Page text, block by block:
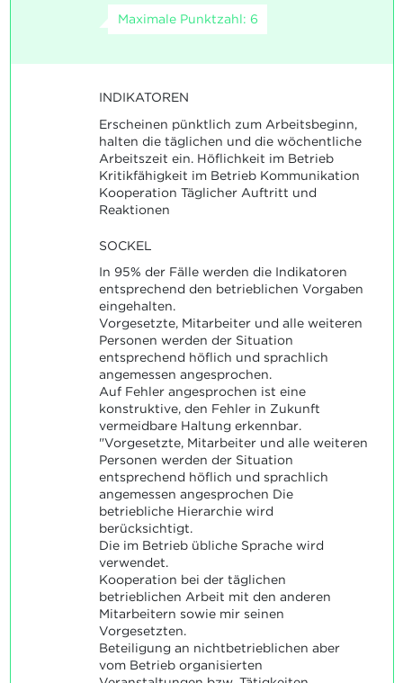
Maximale Punktzahl: 6
INDIKATOREN
Erscheinen pünktlich zum Arbeitsbeginn,
halten die täglichen und die wöchentliche
Arbeitszeit ein. Höflichkeit im Betrieb
Kritikfähigkeit im Betrieb Kommunikation
Kooperation Täglicher Auftritt und
Reaktionen
SOCKEL
In 95% der Fälle werden die Indikatoren
entsprechend den betrieblichen Vorgaben
eingehalten.
Vorgesetzte, Mitarbeiter und alle weiteren
Personen werden der Situation
entsprechend höflich und sprachlich
angemessen angesprochen.
Auf Fehler angesprochen ist eine
konstruktive, den Fehler in Zukunft
vermeidbare Haltung erkennbar.
"Vorgesetzte, Mitarbeiter und alle weiteren
Personen werden der Situation
entsprechend höflich und sprachlich
angemessen angesprochen Die
betriebliche Hierarchie wird
berücksichtigt.
Die im Betrieb übliche Sprache wird
verwendet.
Kooperation bei der täglichen
betrieblichen Arbeit mit den anderen
Mitarbeitern sowie mir seinen
Vorgesetzten.
Beteiligung an nichtbetrieblichen aber
vom Betrieb organisierten